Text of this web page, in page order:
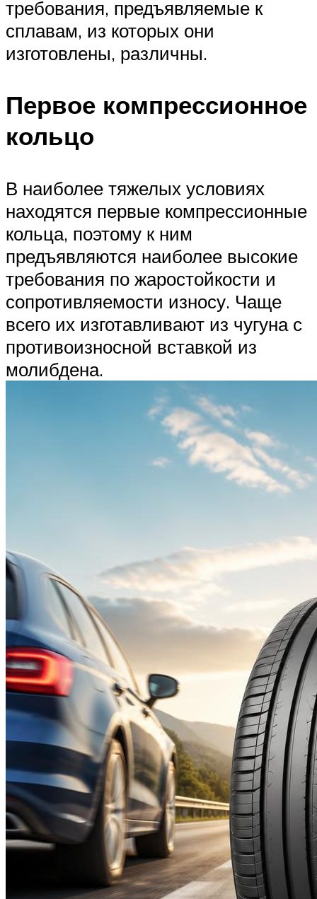
требования, предъявляемые к
сплавам, из которых они
изготовлены, различны.
Первое компрессионное
кольцо
В наиболее тяжелых условиях
находятся первые компрессионные
кольца, поэтому к ним
предъявляются наиболее высокие
требования по жаростойкости и
сопротивляемости износу. Чаще
всего их изготавливают из чугуна с
противоизносной вставкой из
молибдена.